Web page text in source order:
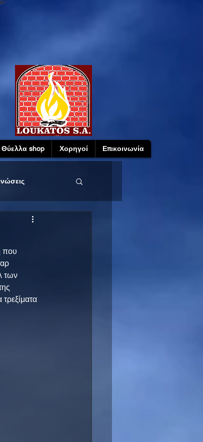
Θύελλα shop Χορηγοί Επικοινωνία
που
των